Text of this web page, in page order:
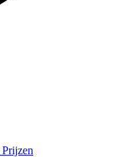
Prijzen